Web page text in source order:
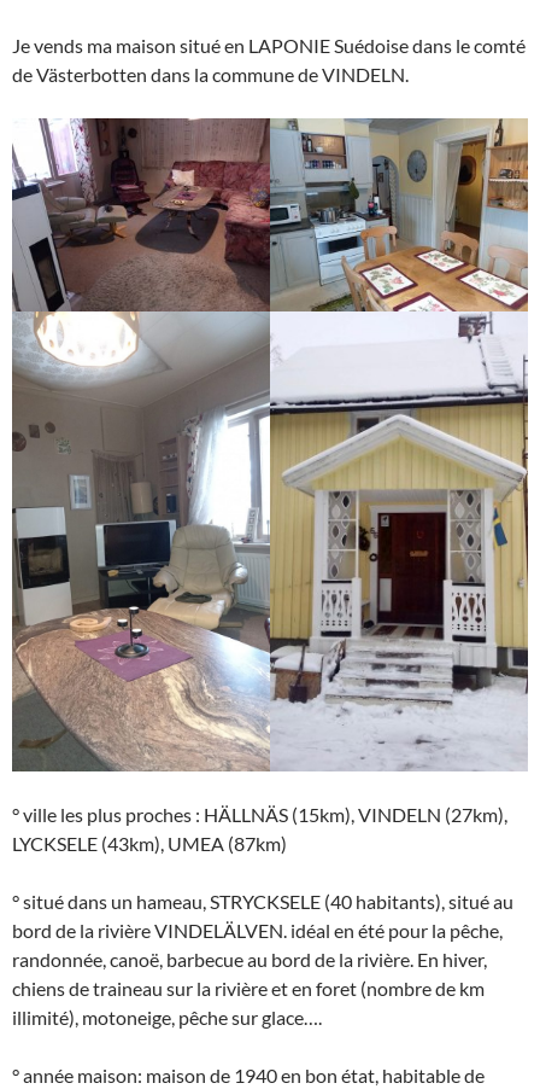
Je vends ma maison situé en LAPONIE Suédoise dans le comté
de Västerbotten dans la commune de VINDELN.
° ville les plus proches : HÄLLNÄS (15km), VINDELN (27km),
LYCKSELE (43km), UMEA (87km)
° situé dans un hameau, STRYCKSELE (40 habitants), situé au
bord de la rivière VINDELÄLVEN. idéal en été pour la pêche,
randonnée, canoë, barbecue au bord de la rivière. En hiver,
chiens de traineau sur la rivière et en foret (nombre de km
illimité), motoneige, pêche sur glace….
° année maison: maison de 1940 en bon état, habitable de